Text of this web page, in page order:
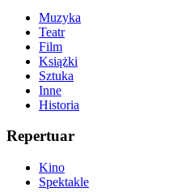
Muzyka
Teatr
Film
Książki
Sztuka
Inne
Historia
Repertuar
Kino
Spektakle